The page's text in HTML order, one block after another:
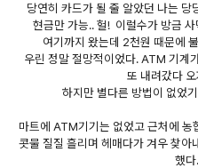
당연히 카드가 될 줄 알았던 나는
현금만 가능.. 헐! 이럴수가 방금
여기까지 왔는데 2천원 때문에
우린 정말 절망적이었다. ATM 기계
또 내려갔다
하지만 별다른 방법이 없었
마트에 ATM기기는 없었고 근처에 농
콧물 질질 흘리며 헤매다가 겨우 찾
했